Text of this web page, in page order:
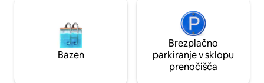
Bazen
Brezplačno
parkiranje v sklopu
prenočišča